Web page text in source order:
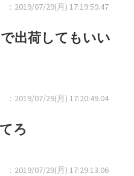
：2019/07/29(月) 17:19:59.47
出荷してもいい
：2019/07/29(月) 17:20:49.04
ろ
：2019/07/29(月) 17:29:13.06